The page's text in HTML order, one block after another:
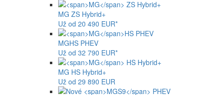
MG ZS Hybrid+
Už od 20 490 EUR*
MGHS PHEV
Už od 32 790 EUR*
MG HS Hybrid+
Už od 29 890 EUR